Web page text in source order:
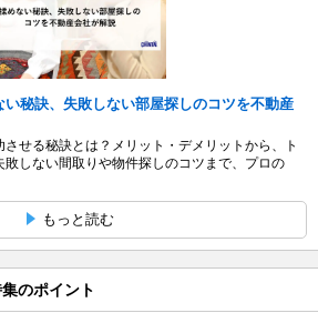
秘訣、失敗しない部屋探しのコツを不動産
せる秘訣とは？メリット・デメリットから、ト
敗しない間取りや物件探しのコツまで、プロの
もっと読む
のポイント